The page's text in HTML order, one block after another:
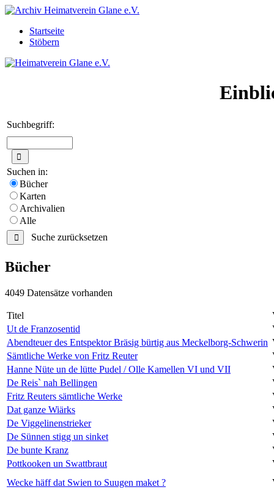
Startseite
Stöbern
Suchbegriff:
Suchen in:
Bücher
Karten
Archivalien
Alle
Suche zurücksetzen
Bücher
4049 Datensätze vorhanden
Titel
Ut de Franzosentid
Abendteuer des Entspektor Bräsig bürtig aus Meckelborg-Schwerin
Sämtliche Werke von Fritz Reuter
Hanne Nüte un de lütte Pudel / Olle Kamellen VI und VII
De Reis` nah Bellingen
Fritz Reuters sämtliche Werke
Dat ganze Wiärks
De Viggelinenstrieker
De Sünnen stigg un sinket
De bunte Kranz
Pottkooken un Swattbraut
Wecke häff dat Swien to Suugen maket ?